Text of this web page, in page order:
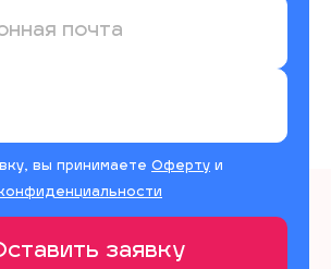
вы принимаете Оферту и